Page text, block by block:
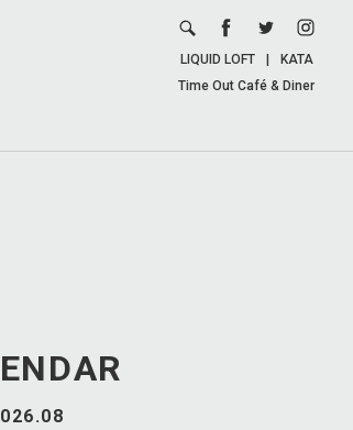
LIQUID LOFT
KATA
Time Out Café & Diner